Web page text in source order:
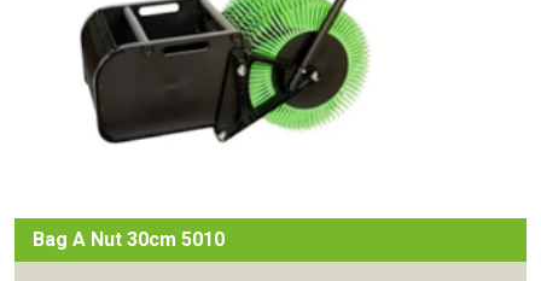
Bag A Nut 30cm 5010